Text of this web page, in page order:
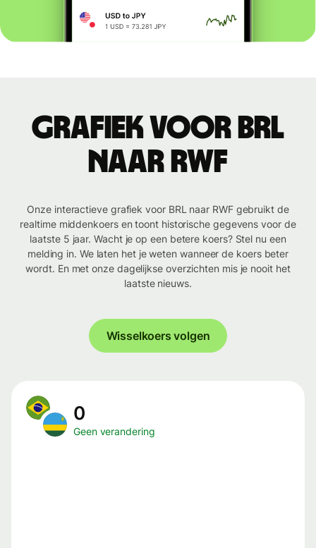
Grafiek voor BRL
naar RWF
Onze interactieve grafiek voor BRL naar RWF gebruikt de
realtime middenkoers en toont historische gegevens voor de
laatste 5 jaar. Wacht je op een betere koers? Stel nu een
melding in. We laten het je weten wanneer de koers beter
wordt. En met onze dagelijkse overzichten mis je nooit het
laatste nieuws.
Wisselkoers volgen
0
Geen verandering